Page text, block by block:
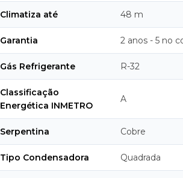
Climatiza até 48 m
Garantia 2 anos - 5 no
Gás Refrigerante R-32
Classificação
Energética INMETRO
A
Serpentina Cobre
Tipo Condensadora Quadrada